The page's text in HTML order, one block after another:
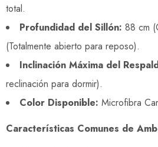
total.
Profundidad del Sillón: 88 cm
(Totalmente abierto para reposo).
Inclinación Máxima del
reclinación para dormir).
Color Disponible: Microfibra
Características Comunes de